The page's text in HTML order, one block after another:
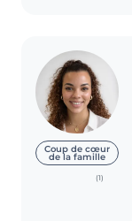
Coup de cœur
de la famille
(1)